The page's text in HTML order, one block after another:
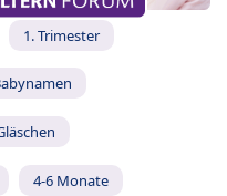
1. Trimester
4-6 Monate